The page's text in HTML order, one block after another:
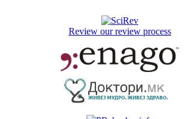
Review our review process